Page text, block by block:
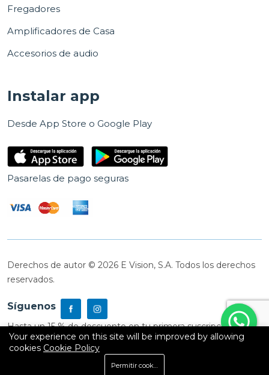
Fregadores
Amplificadores de Casa
Accesorios de audio
Instalar app
Desde App Store o Google Play
Pasarelas de pago seguras
Derechos de autor © 2026 E Vision, S.A. Todos los derechos
reservados.
Síguenos
Hasta un 15 % de descuento en tu primera suscripción
Carrito
Your experience on this site will be improved by allowing
cookies Cookie Policy
Permitir cookies